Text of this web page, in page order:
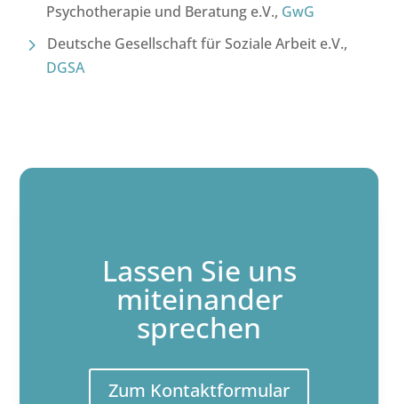
Psychotherapie und Beratung e.V., GwG
Deutsche Gesellschaft für Soziale Arbeit e.V.,
DGSA
Lassen Sie uns
miteinander
sprechen
Zum Kontaktformular